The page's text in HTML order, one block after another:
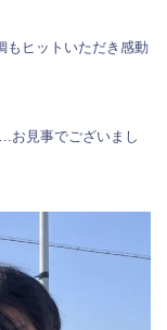
もヒットいただき感動
お見事でございまし